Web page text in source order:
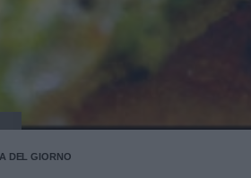
DEL GIORNO